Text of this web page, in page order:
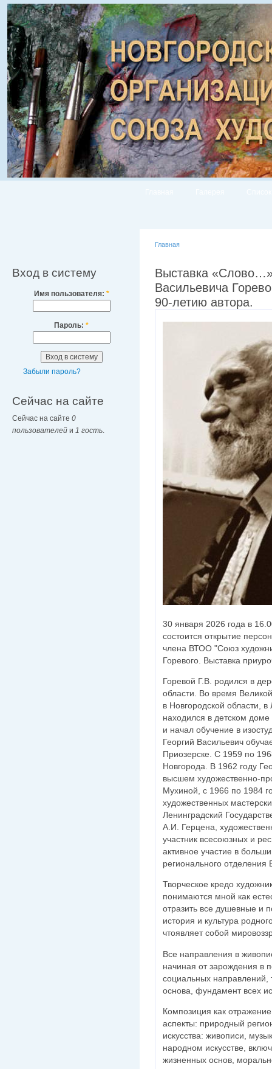
Вход в систему
Имя пользователя: *
Пароль: *
Забыли пароль?
Сейчас на сайте
Сейчас на сайте 0
пользователей и 1 гость
Главная
Выставка
Васильевича
90-летию автора.
30 января 2026 года в
состоится открытие
члена ВТОО "Союз
Горевого. Выставка
Горевой Г.В. родился в
области. Во время
в Новгородской области,
находился в детском доме
и начал обучение в
Георгий Васильевич
Приозерске. С 1959 по
Новгорода. В 1962 году
высшем художественно-
Мухиной, с 1966 по 1984
художественных
Ленинградский
А.И. Герцена,
участник всесоюзных и
активное участие в
регионального
Творческое кредо
понимаются мной как
отразить все душевные и
история и культура
чтоявляет собой
Все направления в
начиная от зарождения в
социальных направлений,
основа, фундамент всех
Композиция как
аспекты: природный
искусства: живописи,
народном искусстве,
жизненных основ,